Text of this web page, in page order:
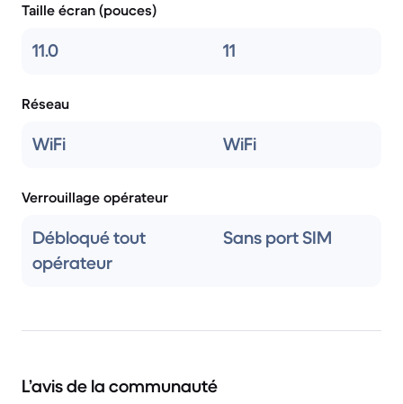
Taille écran (pouces)
11.0 11
Réseau
WiFi WiFi
Verrouillage opérateur
Débloqué tout
opérateur
Sans port SIM
L’avis de la communauté